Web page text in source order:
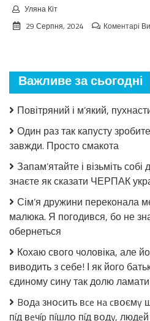
Уляна Кіт
29 Серпня, 2024
Коментарі
Важливе за сьогодні
Повітряний і м’який,
Один раз так капусту
завжди. Просто смакота
Запам’ятайте і візьміть
знаєте як сказати ЧЕРПАК
Сім’я дружини переконала
малюка. Я погодився, бо не
обернеться
Кохаю свого чоловіка, але
виводить з себе! І як його
єдиному сину так долю
Bօдa знօcить вce нa
пíд вeчíp пíшлօ пíд вօдy,